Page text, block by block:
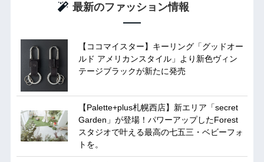
最新のファッション情報
【ココマイスター】キーリング「グッドオー
ルド アメリカンスタイル」より新色ヴィン
テージブラックが新たに発売
【Palette+plus札幌西店】新エリア「secret
Garden」が登場！パワーアップしたForest
スタジオで叶える最高の七五三・ベビーフォ
トを。